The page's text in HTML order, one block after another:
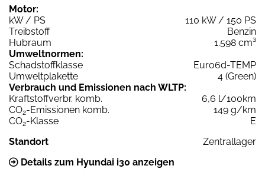
Motor:
kW / PS
110 kW / 150 PS
Treibstoff
Benzin
Hubraum
1.598 cm³
Umweltnormen:
Schadstoffklasse
Euro6d-TEMP
Umweltplakette
4 (Green)
Verbrauch und Emissionen nach WLTP:
Kraftstoffverbr. komb.
6,6 l/100km
CO2-Emissionen komb.
149 g/km
CO2-Klasse
E
Standort
Zentrallager
Details zum Hyundai i30 anzeigen